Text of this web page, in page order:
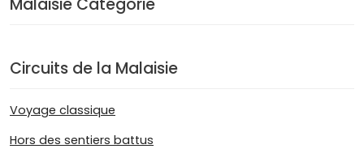
Malaisie Catégorie
Circuits de la Malaisie
Voyage classique
Hors des sentiers battus